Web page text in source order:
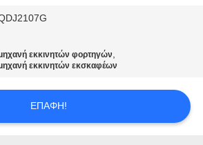
εκκινητών φορτηγών,
εκκινητών εκσκαφέων
ΕΠΑΦΉ!